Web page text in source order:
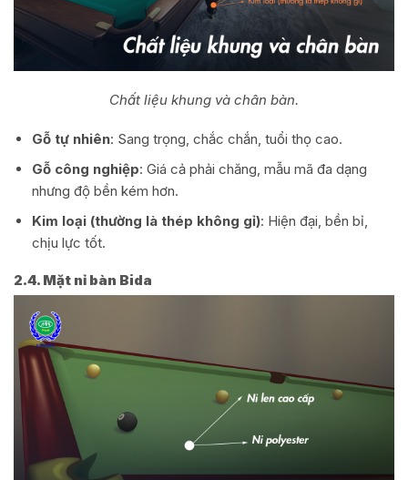
Chất liệu khung và chân bàn.
Gỗ tự nhiên: Sang trọng, chắc chắn, tuổi thọ cao.
Gỗ công nghiệp: Giá cả phải chăng, mẫu mã đa dạng
nhưng độ bền kém hơn.
Kim loại (thường là thép không gỉ): Hiện đại, bền bỉ,
chịu lực tốt.
2.4. Mặt nỉ bàn Bida